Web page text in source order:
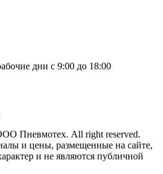
дни с 9:00 до 18:00
Пневмотех. All right reserved.
и цены, размещенные на сайте,
и не являются публичной